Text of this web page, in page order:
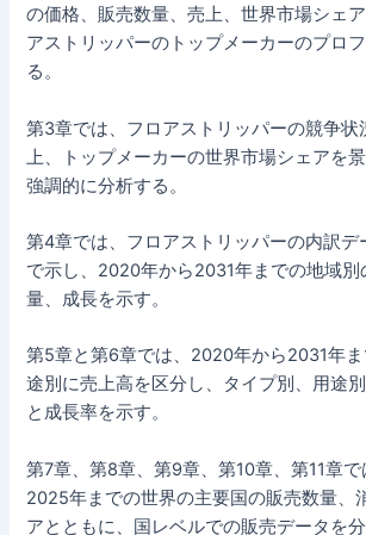
の価格、販売数量、売上、世界市場シェ
アストリッパーのトップメーカーのプロ
る。
第3章では、フロアストリッパーの競争状
上、トップメーカーの世界市場シェアを
強調的に分析する。
第4章では、フロアストリッパーの内訳デ
で示し、2020年から2031年までの地域別
量、成長を示す。
第5章と第6章では、2020年から2031年
途別に売上高を区分し、タイプ別、用途
と成長率を示す。
第7章、第8章、第9章、第10章、第11章
2025年までの世界の主要国の販売数量、
アとともに、国レベルでの販売データを